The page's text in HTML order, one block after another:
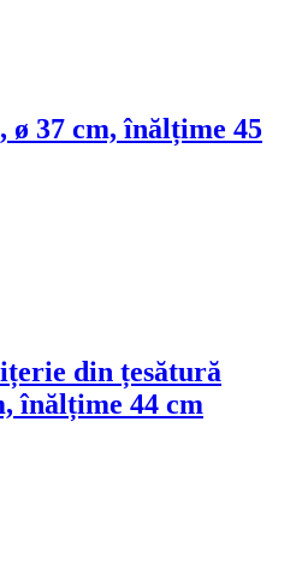
ø 37 cm, înălțime 45
din țesătură
înălțime 44 cm